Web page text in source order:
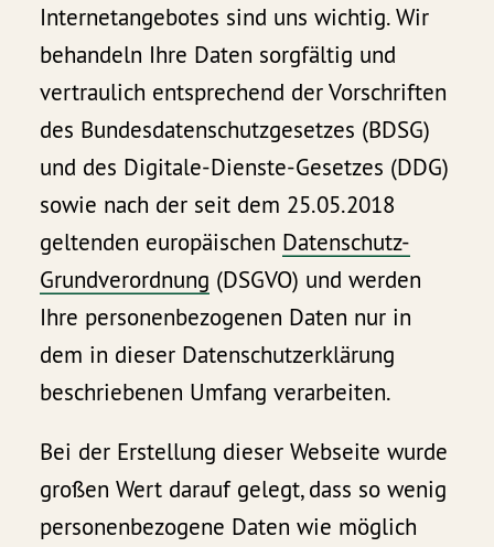
Internetangebotes sind uns wichtig. Wir
behandeln Ihre Daten sorgfältig und
vertraulich entsprechend der Vorschriften
des Bundesdatenschutzgesetzes (BDSG)
und des Digitale-Dienste-Gesetzes (DDG)
sowie nach der seit dem 25.05.2018
geltenden europäischen Datenschutz-
Grundverordnung (DSGVO) und werden
Ihre personenbezogenen Daten nur in
dem in dieser Datenschutzerklärung
beschriebenen Umfang verarbeiten.
Bei der Erstellung dieser Webseite wurde
großen Wert darauf gelegt, dass so wenig
personenbezogene Daten wie möglich